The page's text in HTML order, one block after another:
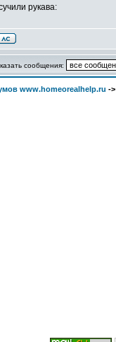
рукава:
сообщения:
www.homeorealhelp.ru -